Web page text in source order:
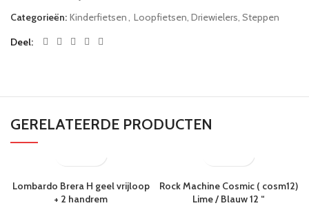
Categorieën: Kinderfietsen, Loopfietsen, Driewielers, Steppen
Deel
GERELATEERDE PRODUCTEN
Lombardo Brera H geel vrijloop
+ 2 handrem
Rock Machine Cosmic ( cosm12)
Lime / Blauw 12 “